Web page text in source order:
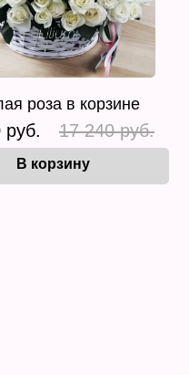
роза в корзине
руб. 17 240 руб.
В корзину